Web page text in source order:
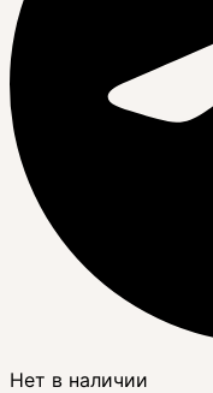
Нет в наличии